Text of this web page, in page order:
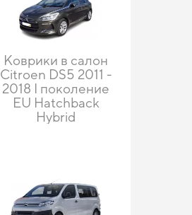
Коврики в салон
Citroen DS5 2011 -
2018 I поколение
EU Hatchback
Hybrid